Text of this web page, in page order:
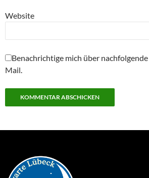
Website
Benachrichtige mich über
Mail.